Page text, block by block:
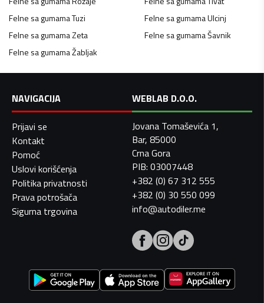
Felne sa gumamaTuzi Felne sa gumamaUlcinj
Felne sa gumamaZeta Felne sa gumamaŠavnik
Felne sa gumamaŽabljak
NAVIGACIJA
Prijavi se
Kontakt
Pomoć
Uslovi korišćenja
Politika privatnosti
Prava potrošača
Sigurna trgovina
WEBLAB D.O.O.
Jovana Tomaševića 1,
Bar, 85000
Crna Gora
PIB: 03007448
+382 (0) 67 312 555
+382 (0) 30 550 099
info@autodiler.me